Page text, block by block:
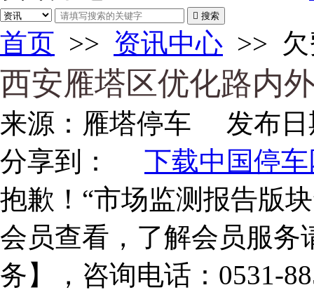
 搜索
首页 >> 资讯中心 >>
西安雁塔区优化路内
来源： 雁塔停车 发布日
分享到：
下载中国停车
抱歉！“市场监测报告版
会员查看，了解会员服务
务】，咨询电话：0531-